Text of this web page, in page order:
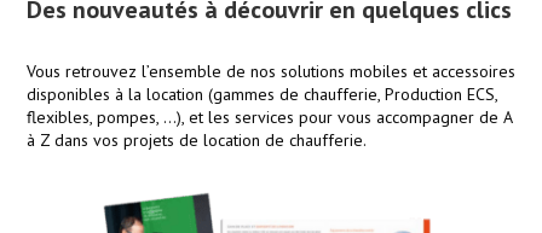
Des nouveautés à découvrir en quelques clics
Vous retrouvez l’ensemble de nos solutions mobiles et accessoires
disponibles à la location (gammes de chaufferie, Production ECS,
flexibles, pompes, …), et les services pour vous accompagner de A
à Z dans vos projets de location de chaufferie.